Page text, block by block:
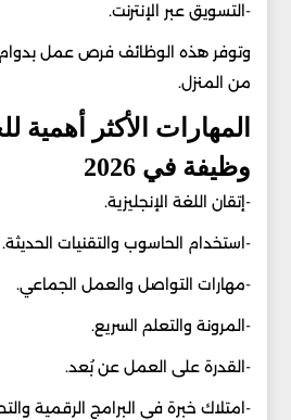
-التسويق عبر الإنترنت.
وتوفر هذه الوظائف فرص عمل
من المنزل.
المهارات الأكثر
وظيفة في 2026
-إتقان اللغة الإنجليزية.
-استخدام الحاسوب والتقنيات الحديثة.
-مهارات التواصل والعمل الجماعي.
-المرونة والتعلم السريع.
-القدرة على العمل عن بُعد.
-امتلاك خبرة في البرامج الرقمية